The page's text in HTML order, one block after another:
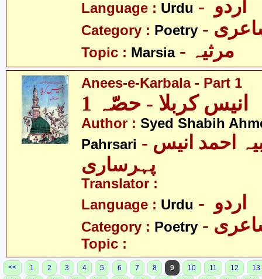
Language : Urdu
Category : Poetry
Topic : Marsia
Anees-e-Karbala - Part 1
انیس کربلا - حصّہ 1
Author : Syed Shabih
Pahrsari - سیّد شبیہ احمد انیس
پہرساری
Translator :
Language : Urdu
Category : Poetry
Topic :
<< 1 2 3 4 5 6 7 8 9 10 11 12
13